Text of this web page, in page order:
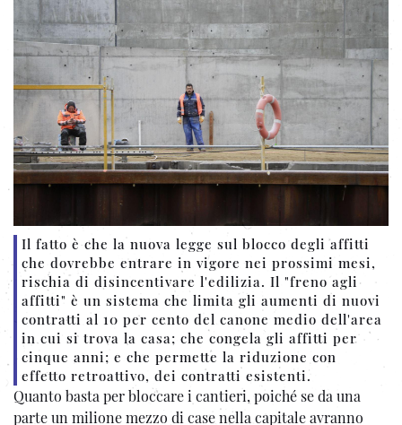
Il fatto è che la nuova legge sul blocco degli affitti
che dovrebbe entrare in vigore nei prossimi mesi,
rischia di disincentivare l'edilizia. Il "freno agli
affitti" è un sistema che limita gli aumenti di nuovi
contratti al 10 per cento del canone medio dell'area
in cui si trova la casa; che congela gli affitti per
cinque anni; e che permette la riduzione con
effetto retroattivo, dei contratti esistenti.
Quanto basta per bloccare i cantieri, poiché se da una
parte un milione mezzo di case nella capitale avranno